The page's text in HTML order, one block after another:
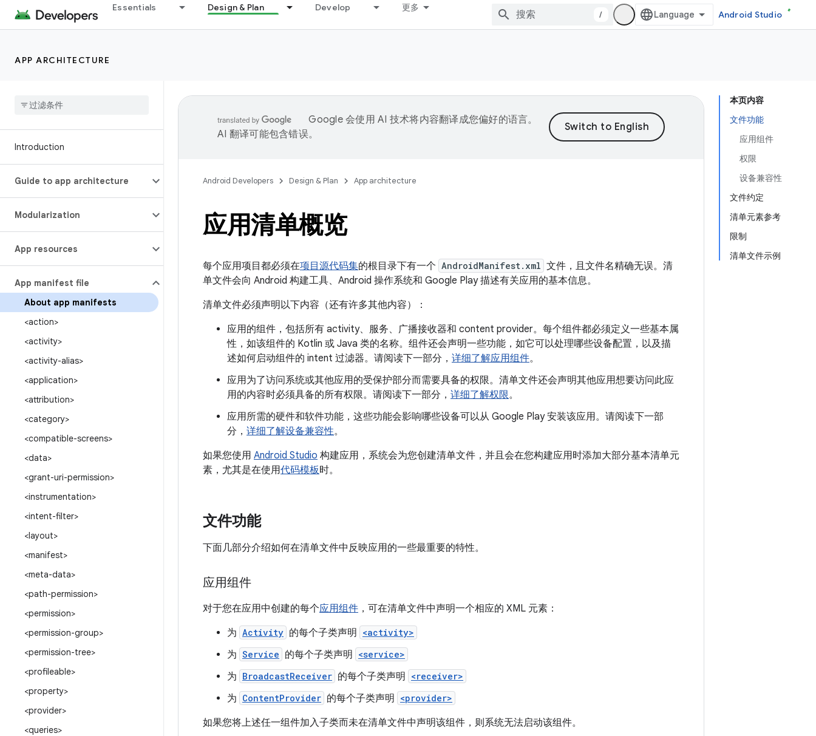
Essentials Design & Plan Develop 更多
/ Android Studio
APP ARCHITECTURE
Introduction
Guide to app architecture
Modularization
App resources
App manifest file
About app manifests
<action>
<activity>
<activity-alias>
<application>
<attribution>
<category>
<compatible-screens>
<data>
<grant-uri-permission>
<instrumentation>
<intent-filter>
<layout>
<manifest>
<meta-data>
<path-permission>
<permission>
<permission-group>
<permission-tree>
<profileable>
<property>
<provider>
<queries>
本页内容
文件功能
应用组件
权限
设备兼容性
文件约定
清单元素参考
限制
清单文件示例
Google 会使用 AI 技术将内容翻译成您偏好的语言。
AI 翻译可能包含错误。
Android Developers Design & Plan App architecture
应用清单概览
每个应用项目都必须在项目源代码集的根目录下有一个 AndroidManifest.xml 文件，且文件名精确无误。 清
单文件会向 Android 构建工具、Android 操作系统和 Google Play 描述有关应用的基本信息。
清单文件必须声明以下内容（还有许多其他内容）：
应用的组件，包括所有 activity、服务、广播接收器和 content provider。每个组件都必须定义一些基本属
性，如该组件的 Kotlin 或 Java 类的名称。组件还会声明一些功能，如它可以处理哪些设备配置，以及描
述如何启动组件的 intent 过滤器。请阅读下一部分， 详细了解应用组件。
应用为了访问系统或其他应用的受保护部分而需要具备的权限。清单文件还会声明其他应用想要访问此应
用的内容时必须具备的所有权限。请阅读下一部分， 详细了解权限。
应用所需的硬件和软件功能，这些功能会影响哪些设备可以从 Google Play 安装该应用。请阅读下一部
分， 详细了解设备兼容性。
如果您使用 Android Studio 构建应用，系统会为您创建清单文件，并且会在您构建应用时添加大部分基本清单元
素，尤其是在使用代码模板时。
文件功能
下面几部分介绍如何在清单文件中反映应用的一些最重要的特性。
应用组件
对于您在应用中创建的每个应用组件 ，可在清单文件中声明一个相应的 XML 元素：
为 Activity 的每个子类声明 <activity>
为 Service 的每个子类声明 <service>
为 BroadcastReceiver 的每个子类声明 <receiver>
为 ContentProvider 的每个子类声明 <provider>
如果您将上述任一组件加入子类而未在清单文件中声明该组件，则系统无法启动该组件。